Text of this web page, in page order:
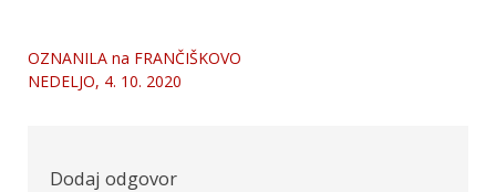
Navigacija
OZNANILA na FRANČIŠKOVO
NEDELJO, 4. 10. 2020
Dodaj odgovor